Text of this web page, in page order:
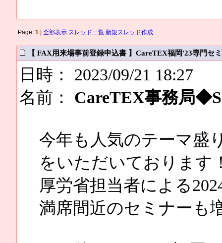
Page: 1| 全部表示 スレッド一覧 新規スレッド作成
【 FAX用来場事前登録申込書 】CareTEX福岡'23専門セ
日時： 2023/09/21 18:27
名前： CareTEX事務局
今年も人気のテーマ盛
をいただいております
厚労省担当者による
満席間近のセミナーも